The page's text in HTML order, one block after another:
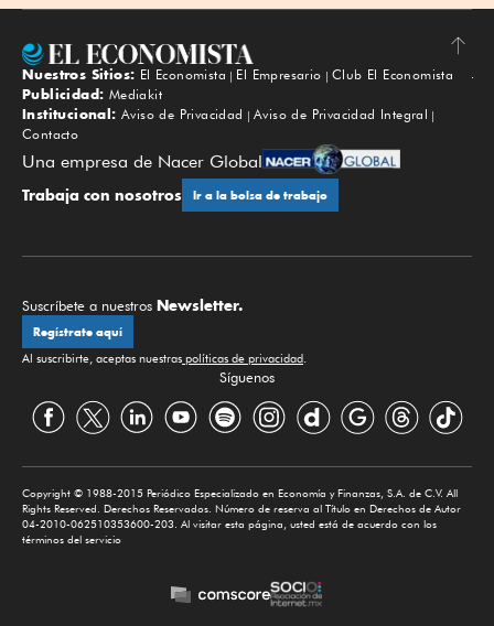
Subir
Nuestros Sitios: El Economista El Empresario
Club El Economista
Publicidad: Mediakit
Institucional: Aviso de Privacidad
Aviso de Privacidad Integral
Contacto
Una empresa de Nacer Global
Trabaja con nosotros Ir a la bolsa de trabajo
Suscríbete a nuestros Newsletter.
Regístrate aquí
Al suscribirte, aceptas nuestras políticas de privacidad.
Síguenos
Copyright © 1988-2015 Periódico Especializado en Economía y Finanzas, S.A. de C.V. All
Rights Reserved. Derechos Reservados. Número de reserva al Título en Derechos de Autor
04-2010-062510353600-203. Al visitar esta página, usted está de acuerdo con los
términos del servicio